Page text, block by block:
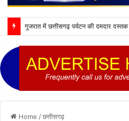
गुजरात में छत्तीसगढ़ पर्यटन की दमदार दस्तक
Home /छत्तीसगढ़